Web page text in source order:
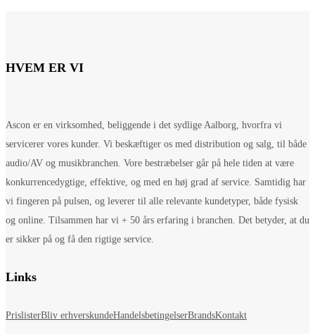
HVEM ER VI
Ascon er en virksomhed, beliggende i det sydlige Aalborg, hvorfra vi
servicerer vores kunder. Vi beskæftiger os med distribution og salg, til både
audio/AV og musikbranchen. Vore bestræbelser går på hele tiden at være
konkurrencedygtige, effektive, og med en høj grad af service. Samtidig har
vi fingeren på pulsen, og leverer til alle relevante kundetyper, både fysisk
og online. Tilsammen har vi + 50 års erfaring i branchen. Det betyder, at du
er sikker på og få den rigtige service.
Links
PrislisterBliv erhverskundeHandelsbetingelserBrandsKontakt